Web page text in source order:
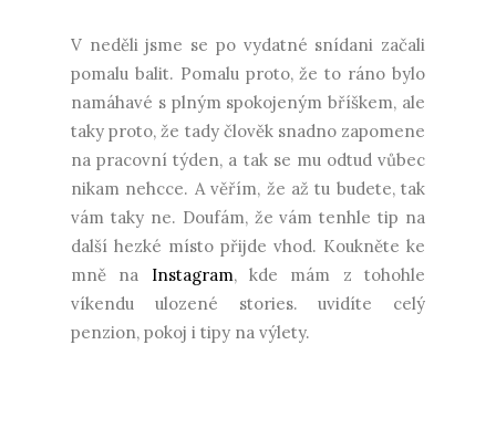
V neděli jsme se po vydatné snídani začali
pomalu balit. Pomalu proto, že to ráno bylo
namáhavé s plným spokojeným bříškem, ale
taky proto, že tady člověk snadno zapomene
na pracovní týden, a tak se mu odtud vůbec
nikam nehcce. A věřím, že až tu budete, tak
vám taky ne. Doufám, že vám tenhle tip na
další hezké místo přijde vhod. Koukněte ke
mně na Instagram, kde mám z tohohle
víkendu ulozené stories. uvidíte celý
penzion, pokoj i tipy na výlety.